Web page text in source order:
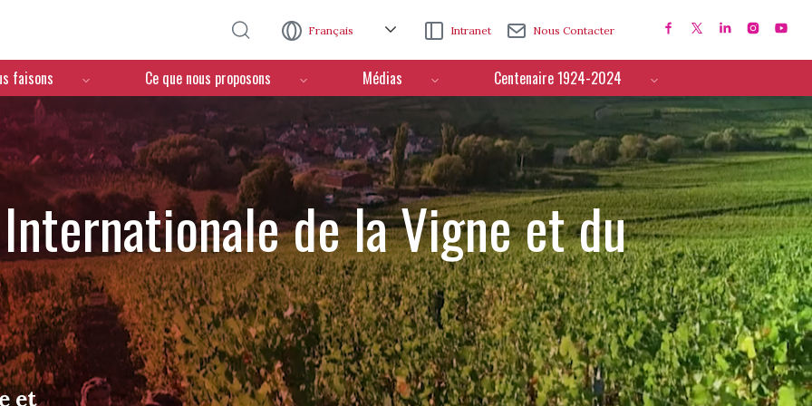
Français Intranet Nous Contacter
faisons Ce que nous proposons Médias Centenaire 1924-2024
de la Vigne et du
et